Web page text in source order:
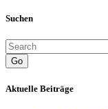
Suchen
Go
Aktuelle Beiträge